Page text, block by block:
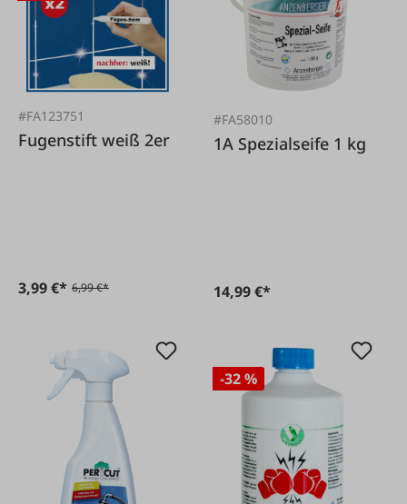
#FA123751
Fugenstift weiß 2er
3,99 €* 6,99 €*
#FA58010
1A Spezialseife 1 kg
14,99 €*
-32 %